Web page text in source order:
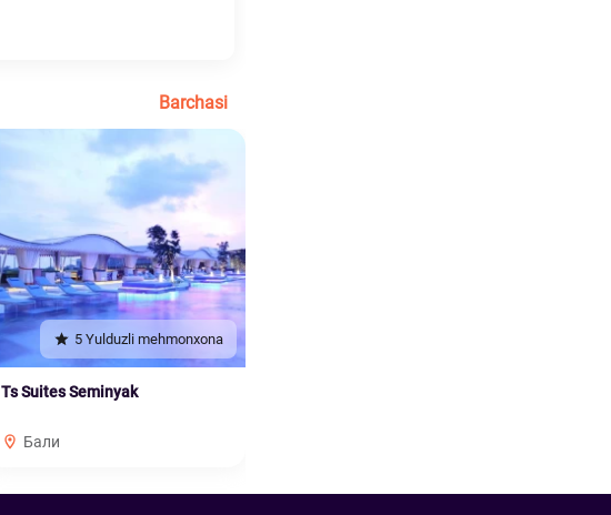
Barchasi
5 Yulduzli mehmonxona
Ts Suites Seminyak
Бали